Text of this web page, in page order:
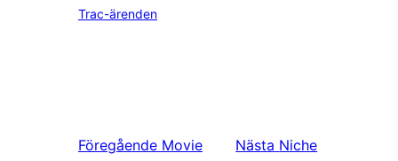
Trac-ärenden
Föregående Movie
Nästa Niche